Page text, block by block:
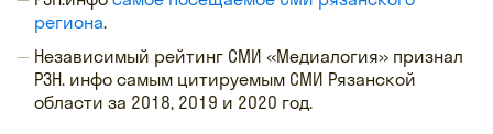
региона.
Независимый рейтинг СМИ «Медиалогия» признал
РЗН. инфо самым цитируемым СМИ Рязанской
области за 2018, 2019 и 2020 год.